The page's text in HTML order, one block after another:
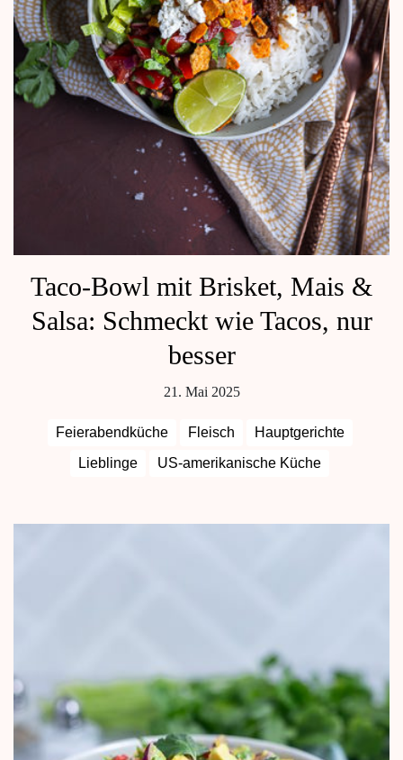
Taco-Bowl mit Brisket, Mais &
Salsa: Schmeckt wie Tacos, nur
besser
21. Mai 2025
Feierabendküche Fleisch
Hauptgerichte
Lieblinge
US-amerikanische Küche